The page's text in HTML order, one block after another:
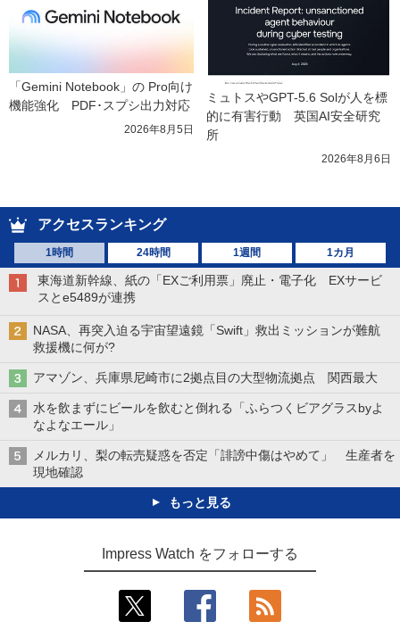
「Gemini Notebook」の Pro向け
機能強化　PDF･スプシ出力対応
2026年8月5日
ミュトスやGPT-5.6 Solが人を標
的に有害行動　英国AI安全研究
所
2026年8月6日
アクセスランキング
1時間 24時間 1週間 1カ月
東海道新幹線、紙の「EXご利用票」廃止・電子化 EXサービ
スとe5489が連携
NASA、再突入迫る宇宙望遠鏡「Swift」救出ミッションが難航
救援機に何が?
アマゾン、兵庫県尼崎市に2拠点目の大型物流拠点 関西最大
水を飲まずにビールを飲むと倒れる「ふらつくビアグラスbyよ
なよなエール」
メルカリ、梨の転売疑惑を否定「誹謗中傷はやめて」 生産者を
現地確認
もっと見る
Impress Watch をフォローする